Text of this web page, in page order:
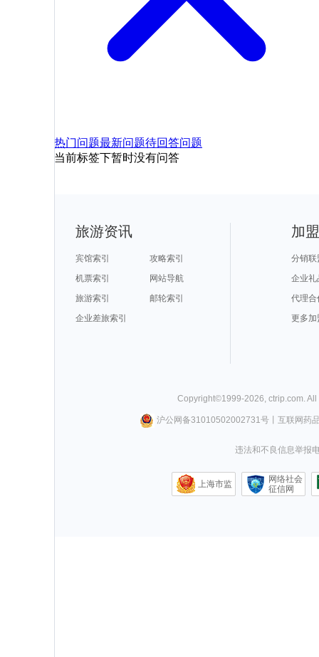
热门问题最新问题待回答问题
当前标签下暂时没有问答
旅游资讯
宾馆索引
攻略索引
机票索引
网站导航
旅游索引
邮轮索引
企业差旅索引
加
分销联
企业礼
代理合
更多加
Copyright©1999-2026, ctrip.com.
沪公网备31010502002731号丨 互联网药
违法和不良信息举报
上海市监
网络社会
征信网